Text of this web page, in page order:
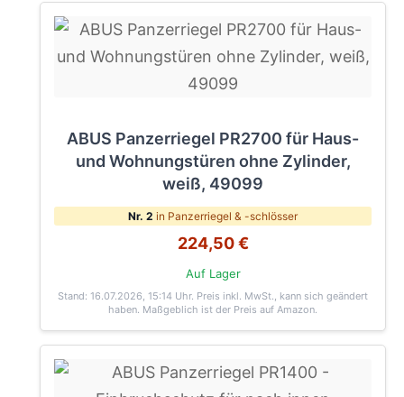
ABUS Panzerriegel PR2700 für Haus-
und Wohnungstüren ohne Zylinder,
weiß, 49099
Nr. 2 in Panzerriegel & -schlösser
224,50 €
Auf Lager
Stand: 16.07.2026, 15:14 Uhr. Preis inkl. MwSt., kann sich geändert
haben. Maßgeblich ist der Preis auf Amazon.